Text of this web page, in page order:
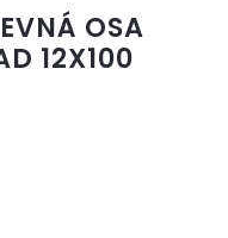
OSA
12X100